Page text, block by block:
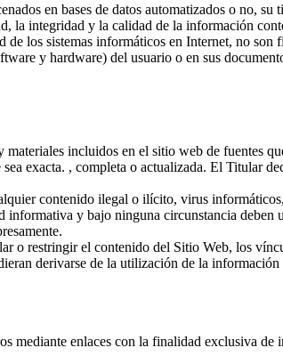
en bases de datos automatizados o no,
la integridad y la calidad de la información
de los sistemas informáticos en Internet, no
y hardware) del usuario o en sus
incluidos en el sitio web de fuentes
exacta. , completa o actualizada. El Titular
contenido ilegal o ilícito, virus
y bajo ninguna circunstancia
o restringir el contenido del Sitio Web, los
derivarse de la utilización de la
mediante enlaces con la finalidad exclusiva